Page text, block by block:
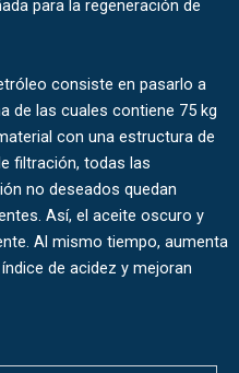
para la regeneración de
consiste en pasarlo a
de las cuales contiene 75 kg
con una estructura de
filtración, todas las
no deseados quedan
Así, el aceite oscuro y
Al mismo tiempo, aumenta
de acidez y mejoran